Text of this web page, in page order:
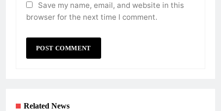
Save my name, email, and website in this
browser for the next time I comment.
Related News